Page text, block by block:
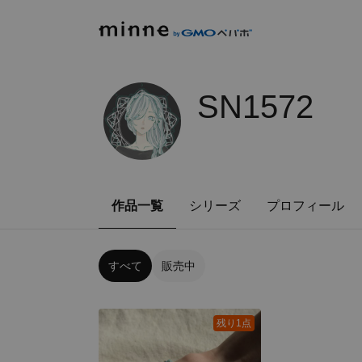
SN1572
作品一覧 シリーズ プロフィール
すべて 販売中
残り1点